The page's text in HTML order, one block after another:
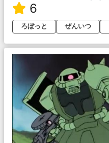
6
ろぼっと
ぜんいつ